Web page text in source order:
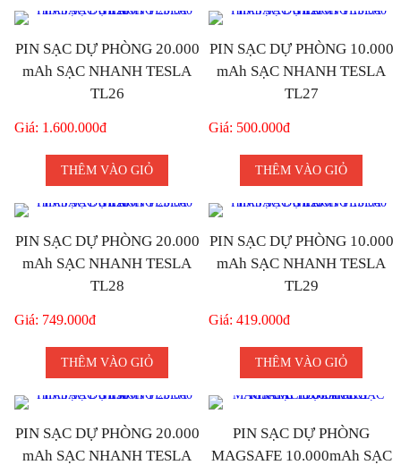
PIN SẠC DỰ PHÒNG 20.000
mAh SẠC NHANH TESLA
TL26
Giá: 1.600.000đ
THÊM VÀO GIỎ
PIN SẠC DỰ PHÒNG 10.000
mAh SẠC NHANH TESLA
TL27
Giá: 500.000đ
THÊM VÀO GIỎ
PIN SẠC DỰ PHÒNG 20.000
mAh SẠC NHANH TESLA
TL28
Giá: 749.000đ
THÊM VÀO GIỎ
PIN SẠC DỰ PHÒNG 10.000
mAh SẠC NHANH TESLA
TL29
Giá: 419.000đ
THÊM VÀO GIỎ
PIN SẠC DỰ PHÒNG 20.000
mAh SẠC NHANH TESLA
PIN SẠC DỰ PHÒNG
MAGSAFE 10.000mAh SẠC